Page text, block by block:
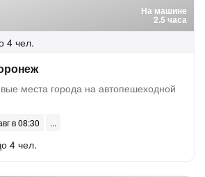
На машине
2.5 часа
4 чел.
места города на автопешеходной
в 08:30
4 чел.